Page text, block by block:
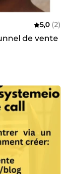
5,0 (2)
de vente